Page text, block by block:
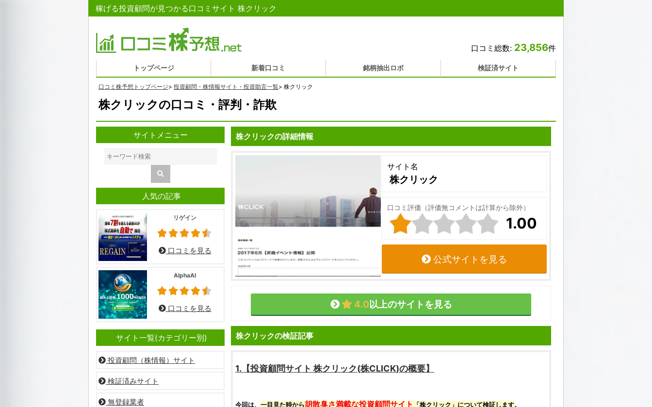
稼げる投資顧問が見つかる口コミサイト 株クリック
口コミ総数: 23,856件
トップページ 新着口コミ 銘柄抽出ロボ 検証済サイト
口コミ株予想トップページ> 投資顧問・株情報サイト・投資助言一覧> 株クリック
株クリックの口コミ・評判・詐欺
株クリックの詳細情報
サイト名
株クリック
口コミ評価（評価無コメントは計算から除外）
1.00
公式サイトを見る
4.0以上のサイトを見る
株クリックの検証記事
1.【投資顧問サイト 株クリック(株CLICK)の概要】
今回は、 一目見た時から胡散臭さ満載な投資顧問サイト 「株クリック 」について検証します。
サイトメニュー
人気の記事
リゲイン
口コミを見る
AlphaAI
口コミを見る
サイト一覧(カテゴリー別)
投資顧問（株情報）サイト
検証済みサイト
無登録業者